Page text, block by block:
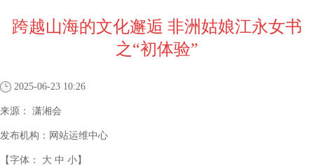
跨越山海的文化邂逅 非洲姑娘江永女书
之“初体验”
2025-06-23 10:26
来源： 潇湘会
发布机构： 网站运维中心
【字体： 大 中 小】